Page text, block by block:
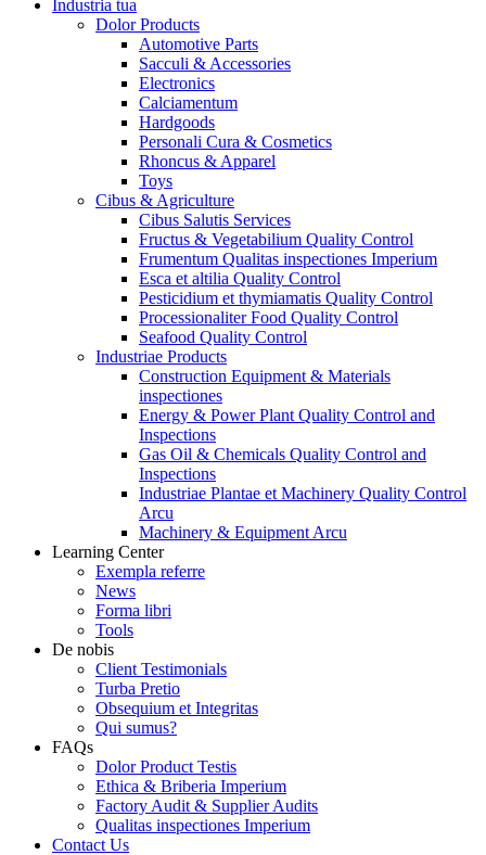
Industria tua
Dolor Products
Automotive Parts
Sacculi & Accessories
Electronics
Calciamentum
Hardgoods
Personali Cura & Cosmetics
Rhoncus & Apparel
Toys
Cibus & Agriculture
Cibus Salutis Services
Fructus & Vegetabilium Quality Control
Frumentum Qualitas inspectiones Imperium
Esca et altilia Quality Control
Pesticidium et thymiamatis Quality Control
Processionaliter Food Quality Control
Seafood Quality Control
Industriae Products
Construction Equipment & Materials
inspectiones
Energy & Power Plant Quality Control and
Inspections
Gas Oil & Chemicals Quality Control and
Inspections
Industriae Plantae et Machinery Quality Control
Arcu
Machinery & Equipment Arcu
Learning Center
Exempla referre
News
Forma libri
Tools
De nobis
Client Testimonials
Turba Pretio
Obsequium et Integritas
Qui sumus?
FAQs
Dolor Product Testis
Ethica & Briberia Imperium
Factory Audit & Supplier Audits
Qualitas inspectiones Imperium
Contact Us